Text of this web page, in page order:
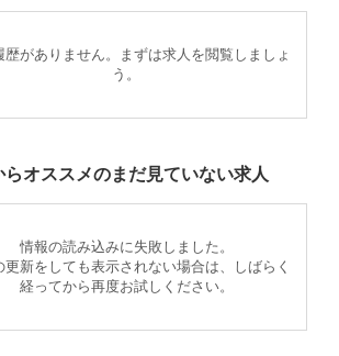
歴がありません。まずは求人を閲覧しましょ
う。
らオススメのまだ見ていない求人
情報の読み込みに失敗しました。
更新をしても表示されない場合は、しばらく
経ってから再度お試しください。